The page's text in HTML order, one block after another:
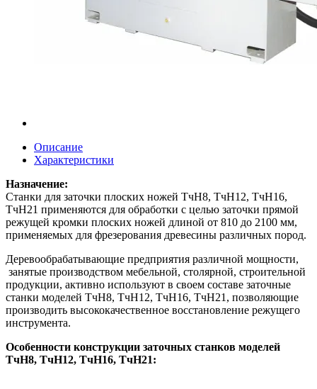
Описание
Характеристики
Назначение:
Станки для заточки плоских ножей ТчН8, ТчН12, ТчН16,
ТчН21 применяются для обработки с целью заточки прямой
режущей кромки плоских ножей длиной от 810 до 2100 мм,
применяемых для фрезерования древесины различных пород.
Деревообрабатывающие предприятия различной мощности,
занятые производством мебельной, столярной, строительной
продукции, активно используют в своем составе заточные
станки моделей ТчН8, ТчН12, ТчН16, ТчН21, позволяющие
производить высококачественное восстановление режущего
инструмента.
Особенности конструкции заточных станков моделей
ТчН8, ТчН12, ТчН16, ТчН21: